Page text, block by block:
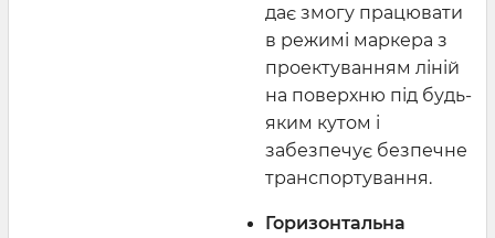
дає змогу працювати
в режимі маркера з
проектуванням ліній
на поверхню під будь-
яким кутом і
забезпечує безпечне
транспортування.
Горизонтальна